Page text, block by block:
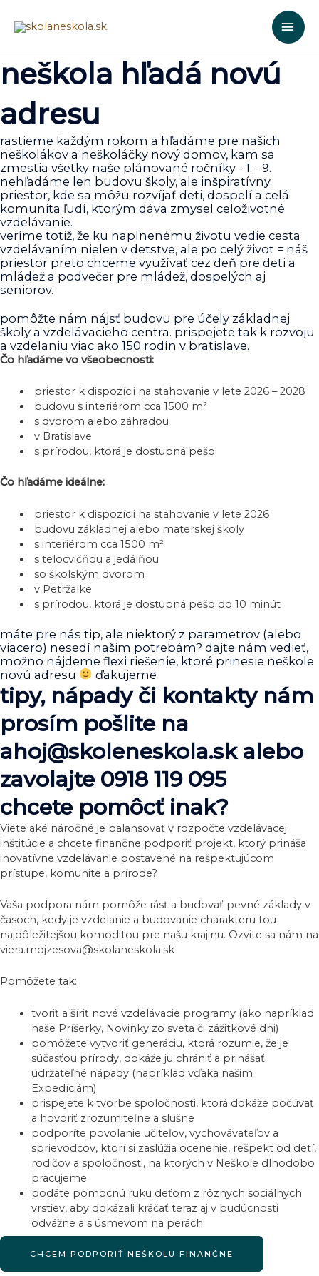
neškola hľadá novú
adresu
rastieme každým rokom a hľadáme pre našich
neškolákov a neškoláčky nový domov, kam sa
zmestia všetky naše plánované ročníky - 1. - 9.
nehľadáme len budovu školy, ale inšpiratívny
priestor, kde sa môžu rozvíjať deti, dospelí a celá
komunita ľudí, ktorým dáva zmysel celoživotné
vzdelávanie.
veríme totiž, že ku naplnenému životu vedie cesta
vzdelávaním nielen v detstve, ale po celý život = náš
priestor preto chceme využívať cez deň pre deti a
mládež a podvečer pre mládež, dospelých aj
seniorov.
pomôžte nám nájsť budovu pre účely základnej
školy a vzdelávacieho centra. prispejete tak k rozvoju
a vzdelaniu viac ako 150 rodín v bratislave.
Čo hľadáme vo všeobecnosti:
priestor k dispozícii na sťahovanie v lete 2026 – 2028
budovu s interiérom cca 1500 m²
s dvorom alebo záhradou
v Bratislave
s prírodou, ktorá je dostupná pešo
Čo hľadáme ideálne:
priestor k dispozícii na sťahovanie v lete 2026
budovu základnej alebo materskej školy
s interiérom cca 1500 m²
s telocvičňou a jedálňou
so školským dvorom
v Petržalke
s prírodou, ktorá je dostupná pešo do 10 minút
máte pre nás tip, ale niektorý z parametrov (alebo
viacero) nesedí našim potrebám? dajte nám vedieť,
možno nájdeme flexi riešenie, ktoré prinesie neškole
novú adresu
ďakujeme
tipy, nápady či kontakty nám
prosím pošlite na
ahoj@skoleneskola.sk alebo
zavolajte 0918 119 095
chcete pomôcť inak?
Viete aké náročné je balansovať v rozpočte vzdelávacej
inštitúcie a chcete finančne podporiť projekt, ktorý prináša
inovatívne vzdelávanie postavené na rešpektujúcom
prístupe, komunite a prírode?
Vaša podpora nám pomôže rásť a budovať pevné základy v
časoch, kedy je vzdelanie a budovanie charakteru tou
najdôležitejšou komoditou pre našu krajinu. Ozvite sa nám na
viera.mojzesova@skolaneskola.sk
Pomôžete tak:
tvoriť a šíriť nové vzdelávacie programy (ako napríklad
naše Príšerky, Novinky zo sveta či zážitkové dni)
pomôžete vytvoriť generáciu, ktorá rozumie, že je
súčasťou prírody, dokáže ju chrániť a prinášať
udržateľné nápady (napríklad vďaka našim
Expedíciám)
prispejete k tvorbe spoločnosti, ktorá dokáže počúvať
a hovoriť zrozumiteľne a slušne
podporíte povolanie učiteľov, vychovávateľov a
sprievodcov, ktorí si zaslúžia ocenenie, rešpekt od detí,
rodičov a spoločnosti, na ktorých v Neškole dlhodobo
pracujeme
podáte pomocnú ruku deťom z rôznych sociálnych
vrstiev, aby dokázali kráčať teraz aj v budúcnosti
odvážne a s úsmevom na perách.
CHCEM PODPORIŤ NEŠKOLU FINANČNE